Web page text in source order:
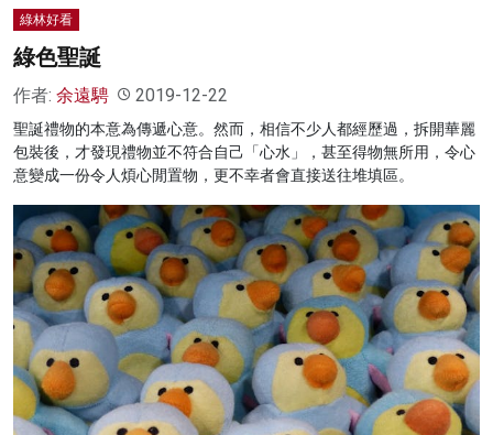
綠林好看
綠色聖誕
作者: 余遠騁 2019-12-22
聖誕禮物的本意為傳遞心意。然而，相信不少人都經歷過，拆開華麗
包裝後，才發現禮物並不符合自己「心水」，甚至得物無所用，令心
意變成一份令人煩心閒置物，更不幸者會直接送往堆填區。